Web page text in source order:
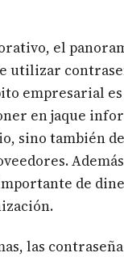
el
utilizar
empresarial es
en jaque
sino también
de
las